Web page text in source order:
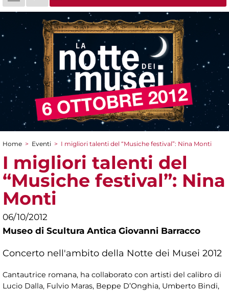
Tu sei qui
Home > Eventi > I migliori talenti del “Musiche festival”: Nina Monti
I migliori talenti del
“Musiche festival”: Nina
Monti
06/10/2012
Museo di Scultura Antica Giovanni Barracco
Concerto nell'ambito della Notte dei Musei 2012
Cantautrice romana, ha collaborato con artisti del calibro di
Lucio Dalla, Fulvio Maras, Beppe D’Onghia, Umberto Bindi,